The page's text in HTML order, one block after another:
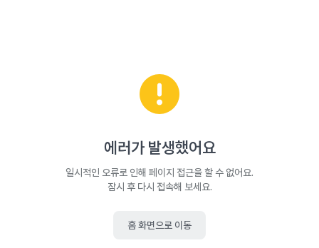
에러가 발생했어요
일시적인 오류로 인해 페이지 접근을 할 수 없어요.
잠시 후 다시 접속해 보세요.
홈 화면으로 이동